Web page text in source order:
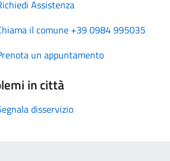
Assistenza
il comune +39 0984 995035
un appuntamento
in città
disservizio